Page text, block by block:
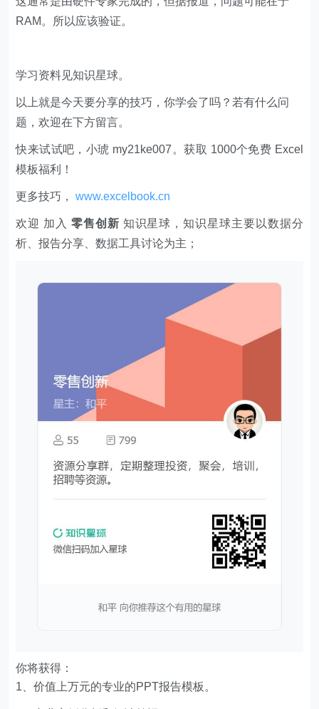
RAM。所以应该验证。
学习资料见知识星球。
以上就是今天要分享的技巧，你学会了吗？若有什么问
题，欢迎在下方留言。
快来试试吧，小琥 my21ke007。获取 1000个免费 Excel
模板福利​​​​！
更多技巧，www.excelbook.cn
欢迎 加入 零售创新 知识星球，知识星球主要以数据分
析、报告分享、数据工具讨论为主；
你将获得：
1、价值上万元的专业的PPT报告模板。